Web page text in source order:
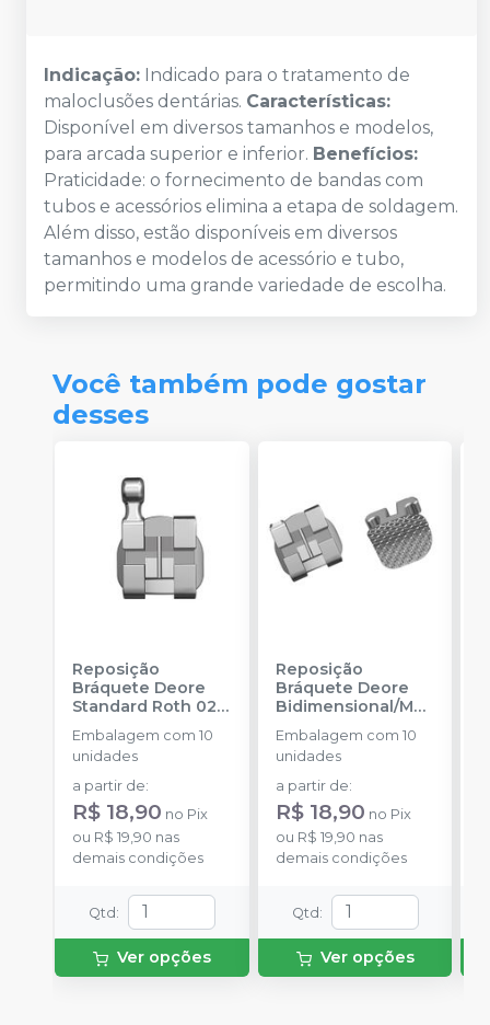
Indicação: Indicado para o tratamento de
maloclusões dentárias. Características:
Disponível em diversos tamanhos e modelos,
para arcada superior e inferior. Benefícios:
Praticidade: o fornecimento de bandas com
tubos e acessórios elimina a etapa de soldagem.
Além disso, estão disponíveis em diversos
tamanhos e modelos de acessório e tubo,
permitindo uma grande variedade de escolha.
Você também pode gostar
desses
Reposição
Bráquete Deore
Standard Roth 022
INFINITY
ORTHODONTICS
Embalagem com 10
unidades
a partir de:
R$ 18,90 no Pix
ou R$ 19,90 nas
demais condições
Qtd :
Ver opções
Reposição
Bráquete Deore
Bidimensional/MB
T 018
ORTHODONTICS
Embalagem com 10
unidades
a partir de:
R$ 18,90 no Pix
ou R$ 19,90 nas
demais condições
Qtd :
Ver opções